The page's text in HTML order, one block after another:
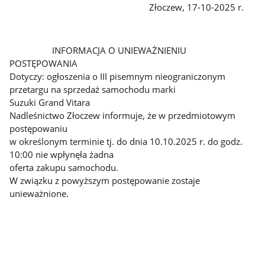
Złoczew, 17-10-2025 r.
INFORMACJA O UNIEWAŻNIENIU
POSTĘPOWANIA
Dotyczy: ogłoszenia o III pisemnym nieograniczonym
przetargu na sprzedaż samochodu marki
Suzuki Grand Vitara
Nadleśnictwo Złoczew informuje, że w przedmiotowym
postępowaniu
w określonym terminie tj. do dnia 10.10.2025 r. do godz.
10:00 nie wpłynęła żadna
oferta zakupu samochodu.
W związku z powyższym postępowanie zostaje
unieważnione.